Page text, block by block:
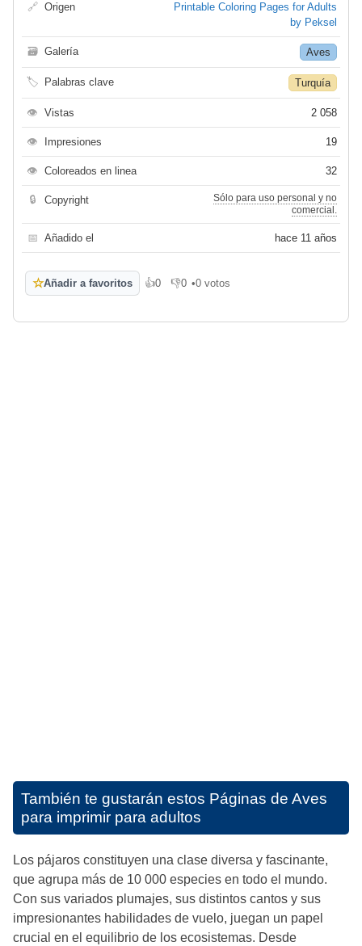
🔗 Origen
Printable Coloring Pages for Adults
by Peksel
🗃 Galería Aves
🏷 Palabras clave Turquía
👁 Vistas 2 058
👁 Impresiones 19
👁 Coloreados en linea 32
🔒 Copyright
Sólo para uso personal y no
comercial.
📅 Añadido el hace 11 años
☆Añadir a favoritos 👍0
Me gusta
👎0
No me gusta
•0 votos
También te gustarán estos Páginas de Aves
para imprimir para adultos
Los pájaros constituyen una clase diversa y fascinante,
que agrupa más de 10 000 especies en todo el mundo.
Con sus variados plumajes, sus distintos cantos y sus
impresionantes habilidades de vuelo, juegan un papel
crucial en el equilibrio de los ecosistemas. Desde